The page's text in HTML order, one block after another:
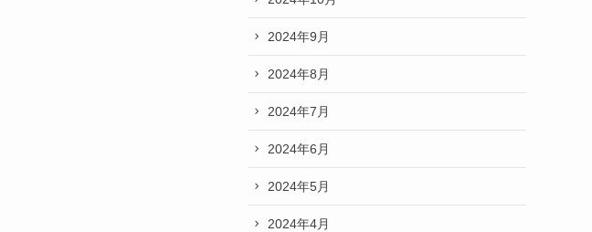
2024年9月
2024年8月
2024年7月
2024年6月
2024年5月
2024年4月